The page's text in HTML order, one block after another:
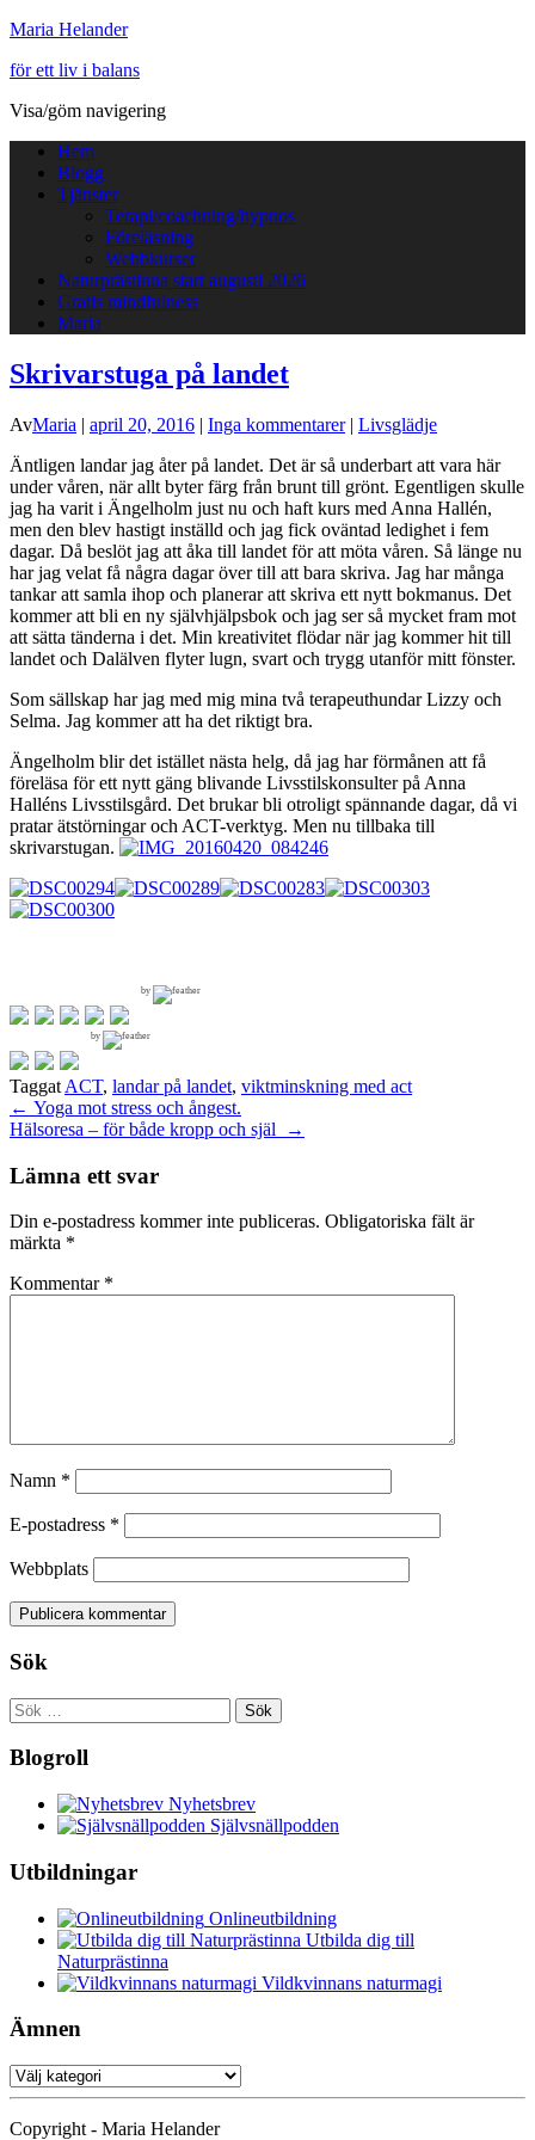
Maria Helander
för ett liv i balans
Visa/göm navigering
Hem
Blogg
Tjänster
Terapi/coachning/hypnos
Föreläsning
Webbkurser
Naturprästinna start augusti 2026
Gratis mindfulness
Maria
Skrivarstuga på landet
AvMaria | april 20, 2016 | Inga kommentarer| Livsglädje
Äntligen landar jag åter på landet. Det är så underbart att vara här
under våren, när allt byter färg från brunt till grönt. Egentligen skulle
jag ha varit i Ängelholm just nu och haft kurs med Anna Hallén,
men den blev hastigt inställd och jag fick oväntad ledighet i fem
dagar. Då beslöt jag att åka till landet för att möta våren. Så länge nu
har jag velat få några dagar över till att bara skriva. Jag har många
tankar att samla ihop och planerar att skriva ett nytt bokmanus. Det
kommer att bli en ny självhjälpsbok och jag ser så mycket fram mot
att sätta tänderna i det. Min kreativitet flödar när jag kommer hit till
landet och Dalälven flyter lugn, svart och trygg utanför mitt fönster.
Som sällskap har jag med mig mina två terapeuthundar Lizzy och
Selma. Jag kommer att ha det riktigt bra.
Ängelholm blir det istället nästa helg, då jag har förmånen att få
föreläsa för ett nytt gäng blivande Livsstilskonsulter på Anna
Halléns Livsstilsgård. Det brukar bli otroligt spännande dagar, då vi
pratar ätstörningar och ACT-verktyg. Men nu tillbaka till
skrivarstugan.
by
by
Taggat ACT, landar på landet, viktminskning med act
Inläggsnavigering
← Yoga mot stress och ångest.
Hälsoresa – för både kropp och själ
→
Lämna ett svar
Din e-postadress kommer inte publiceras. Obligatoriska fält är
märkta *
Kommentar *
Namn *
E-postadress *
Webbplats
Sök
Sök
efter:
Blogroll
Nyhetsbrev
Självsnällpodden
Utbildningar
Onlineutbildning
Utbilda dig till
Naturprästinna
Vildkvinnans naturmagi
Ämnen
Ämnen
Copyright - Maria Helander